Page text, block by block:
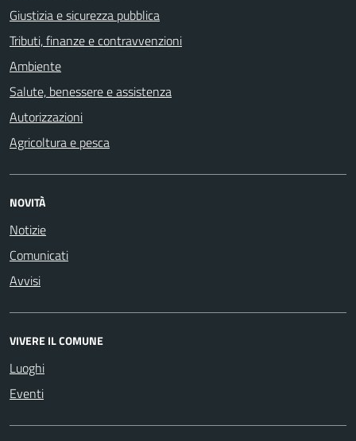
Giustizia e sicurezza pubblica
Tributi, finanze e contravvenzioni
Ambiente
Salute, benessere e assistenza
Autorizzazioni
Agricoltura e pesca
NOVITÀ
Notizie
Comunicati
Avvisi
VIVERE IL COMUNE
Luoghi
Eventi